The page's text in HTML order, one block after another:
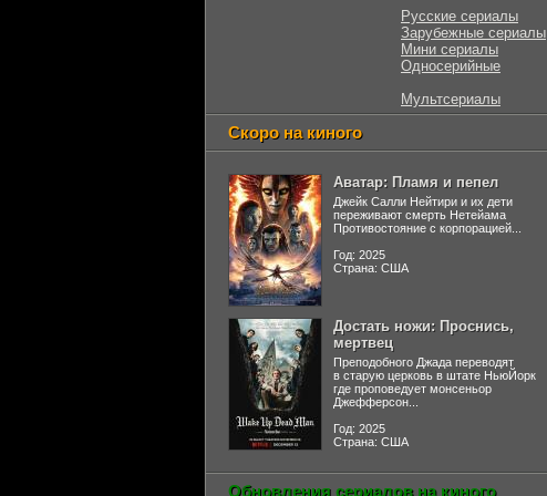
Русские сериалы
Зарубежные сериалы
Мини сериалы
Односерийные
Мультсериалы
Скоро на киного
Аватар: Пламя и пепел
Джейк Салли Нейтири и их дети
переживают смерть Нетейама
Противостояние с корпорацией...
Год: 2025
Страна: США
Достать ножи: Проснись,
мертвец
Преподобного Джада переводят
в старую церковь в штате НьюЙорк
где проповедует монсеньор
Джефферсон...
Год: 2025
Страна: США
Обновления сериалов на киного